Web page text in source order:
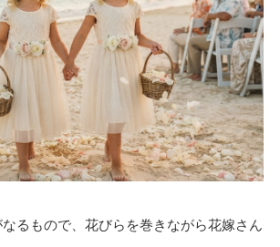
るもので、花びらを巻きながら花嫁さん